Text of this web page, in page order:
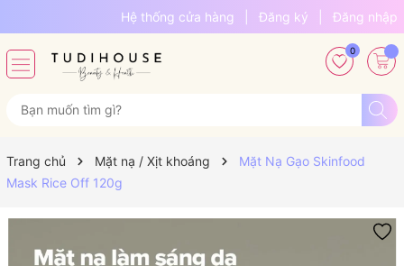
Hệ thống cửa hàng Đăng ký Đăng nhập
0
Trang chủ Mặt nạ / Xịt khoáng
Mặt Nạ Gạo Skinfood
Mask Rice Off 120g